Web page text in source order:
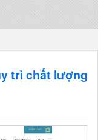
trì chất lượng